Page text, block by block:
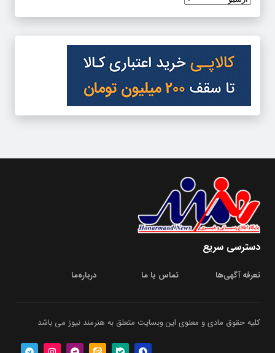
دسترسی سریع
تعرفه آگهی‌ها تماس با ما درباره‌‌ما
کلیه حقوق مادی و معنوی این وبسایت متعلق به هنرمند نیوز می باشد